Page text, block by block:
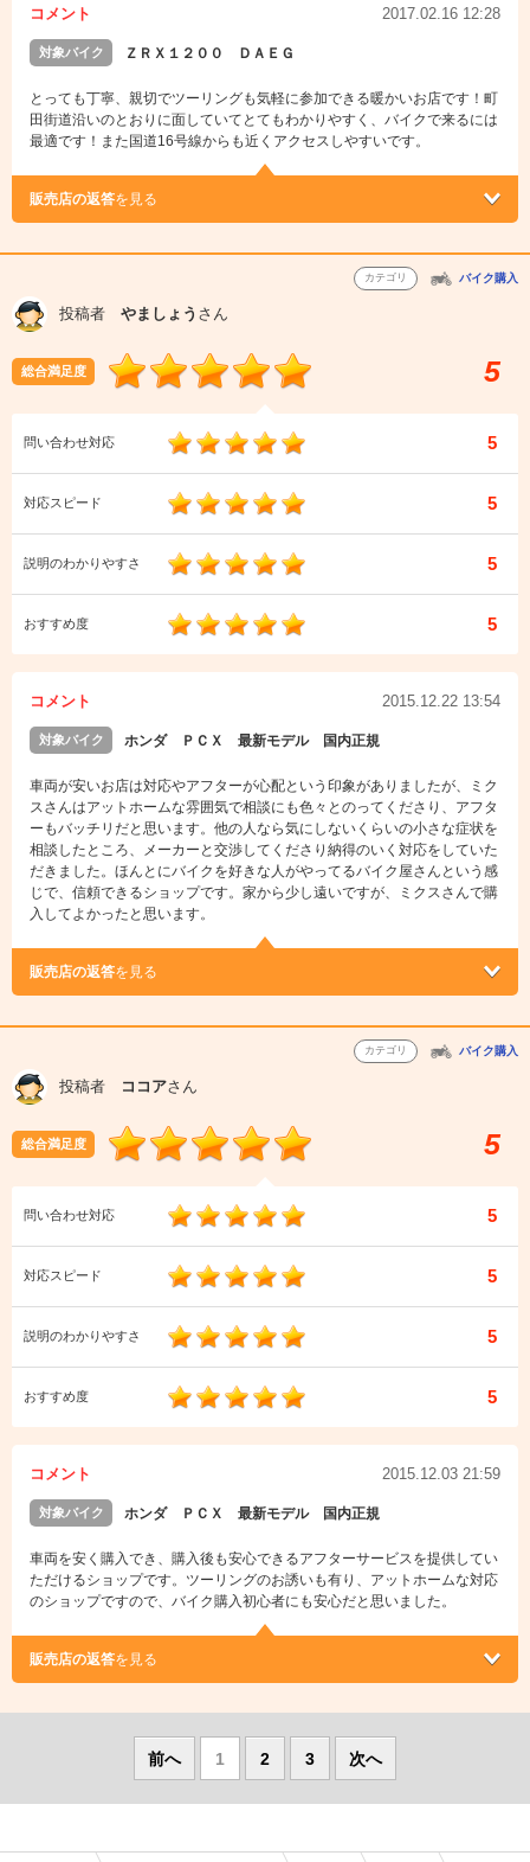
コメント 2017.02.16 12:28
対象バイク ＺＲＸ１２００ ＤＡＥＧ
とっても丁寧、親切でツーリングも気軽に参加できる暖かいお店です！町
田街道沿いのとおりに面していてとてもわかりやすく、バイクで来るには
最適です！また国道16号線からも近くアクセスしやすいです。
販売店の返答を見る
カテゴリ バイク購入
投稿者 やましょう さん
総合満足度 5
問い合わせ対応 5
対応スピード 5
説明のわかりやすさ 5
おすすめ度 5
コメント 2015.12.22 13:54
対象バイク ホンダ ＰＣＸ 最新モデル 国内正規
車両が安いお店は対応やアフターが心配という印象がありましたが、ミク
スさんはアットホームな雰囲気で相談にも色々とのってくださり、アフタ
ーもバッチリだと思います。他の人なら気にしないくらいの小さな症状を
相談したところ、メーカーと交渉してくださり納得のいく対応をしていた
だきました。ほんとにバイクを好きな人がやってるバイク屋さんという感
じで、信頼できるショップです。家から少し遠いですが、ミクスさんで購
入してよかったと思います。
販売店の返答を見る
カテゴリ バイク購入
投稿者 ココアさん
総合満足度 5
問い合わせ対応 5
対応スピード 5
説明のわかりやすさ 5
おすすめ度 5
コメント 2015.12.03 21:59
対象バイク ホンダ ＰＣＸ 最新モデル 国内正規
車両を安く購入でき、購入後も安心できるアフターサービスを提供してい
ただけるショップです。ツーリングのお誘いも有り、アットホームな対応
のショップですので、バイク購入初心者にも安心だと思いました。
販売店の返答を見る
前へ 1 2 3 次へ